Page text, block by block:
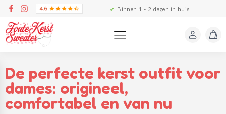
✔ Binnen 1 - 2 dagen in huis
De perfecte kerst outfit voor
dames: origineel,
comfortabel en van nu